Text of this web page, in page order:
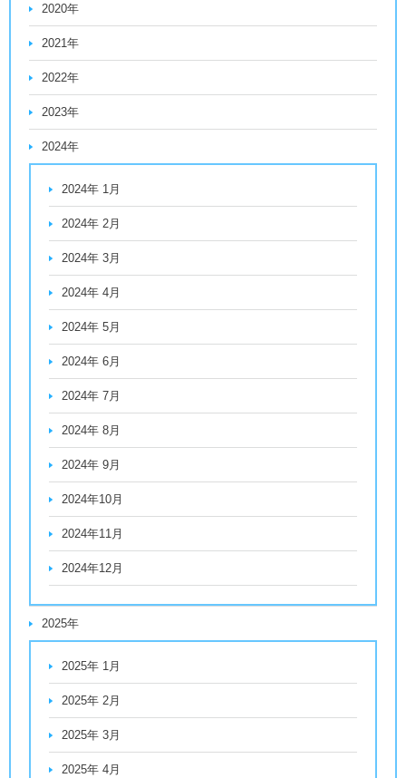
2020年
2021年
2022年
2023年
2024年
2024年 1月
2024年 2月
2024年 3月
2024年 4月
2024年 5月
2024年 6月
2024年 7月
2024年 8月
2024年 9月
2024年10月
2024年11月
2024年12月
2025年
2025年 1月
2025年 2月
2025年 3月
2025年 4月